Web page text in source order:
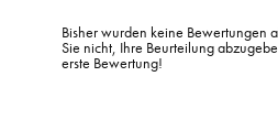
Bisher wurden keine Bewertungen
Sie nicht, Ihre Beurteilung
erste Bewertung!